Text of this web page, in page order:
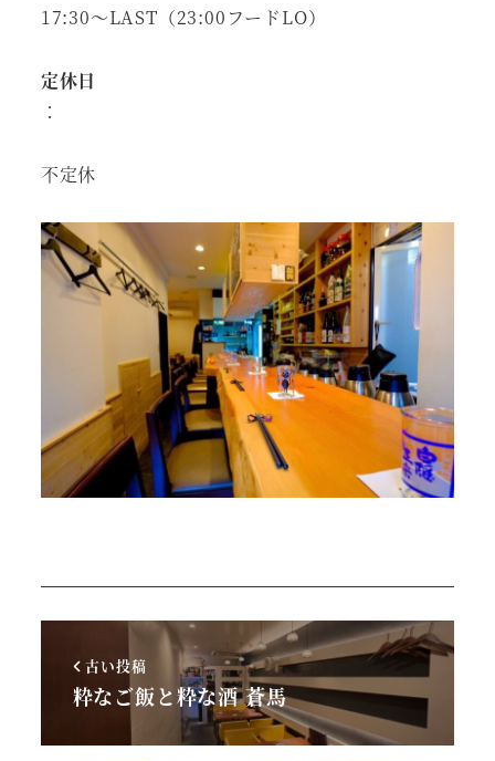
17:30～LAST（23:00フードLO）
定休日
：
不定休
古い投稿
粋なご飯と粋な酒 蒼馬